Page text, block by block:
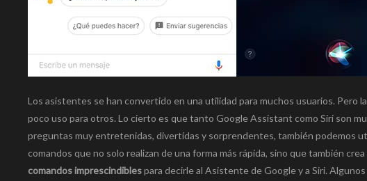
Los asistentes se han convertido en una utilidad para muchos usuarios.
poco uso para otros. Lo cierto es que tanto Google Assistant como Siri son
preguntas muy entretenidas, divertidas y sorprendentes, también podemos
comandos que no solo realizan de una forma más rápida, sino que también
comandos imprescindiblespara decirle al Asistente de Google y a Siri.